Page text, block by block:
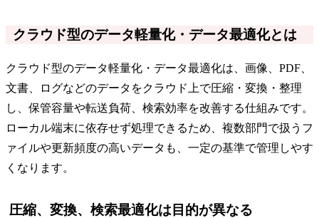
クラウド型のデータ軽量化・データ最適化とは
クラウド型のデータ軽量化・データ最適化は、画像、PDF、
文書、ログなどのデータをクラウド上で圧縮・変換・整理
し、保管容量や転送負荷、検索効率を改善する仕組みです。
ローカル端末に依存せず処理できるため、複数部門で扱うフ
ァイルや更新頻度の高いデータも、一定の基準で管理しやす
くなります。
圧縮、変換、検索最適化は目的が異なる